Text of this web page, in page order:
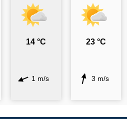
14 °C
1 m/s
23 °C
3 m/s